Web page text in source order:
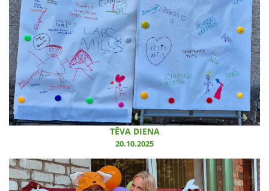
TĒVA DIENA
20.10.2025